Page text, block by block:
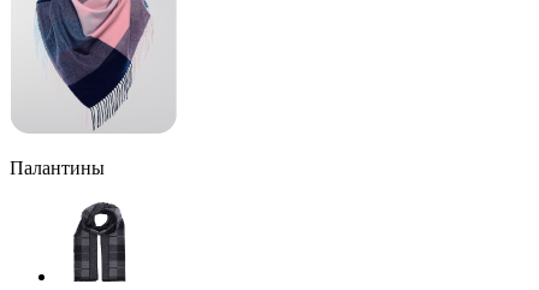
Палантины